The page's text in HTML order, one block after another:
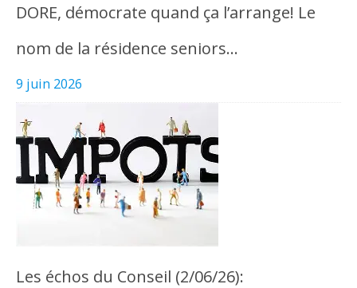
DORE, démocrate quand ça l’arrange! Le
nom de la résidence seniors…
9 juin 2026
Les échos du Conseil (2/06/26):